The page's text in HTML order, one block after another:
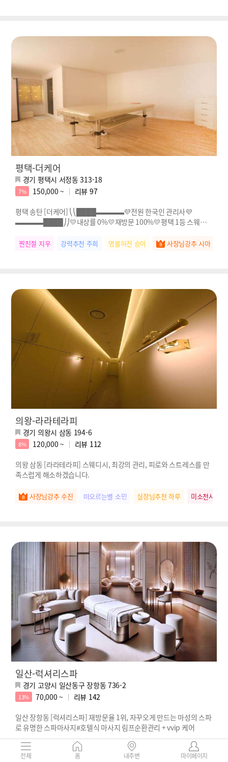
평택-더케어
경기 평택시 서정동 313-18
7% 150,000 ~ 리뷰 97
평택 송탄 [더케어] ⎝⎝████▬▬▬▬💜전원 한국인 관리사💜
▬▬▬▬████⎠⎠💛내상률 0%💛재방문 100%💛평택 1등 스웨디시
찐친절 지우 강력추천 주희 명불허전 승아 사장님강추 시아
의왕-라라테라피
경기 의왕시 삼동 194-6
8% 120,000 ~ 리뷰 112
의왕 삼동 [라라테라피] 스웨디시️, 최강의 관리, 피로와 스트레스를 만
족스럽게 해소하겠습니다.
사장님강추 수진 떠오르는별 소민 실장님추천 하루 미소천사 유나
일산-럭셔리스파
경기 고양시 일산동구 장항동 736-2
13% 70,000 ~ 리뷰 142
일산 장항동 [럭셔리스파] 재방문율 1위, 자꾸오게 만드는 마성의 스파
로 유명한 스파마사지#호텔식 마사지 림프순환관리 + vvip 케어
전체 홈 내주변 마이페이지